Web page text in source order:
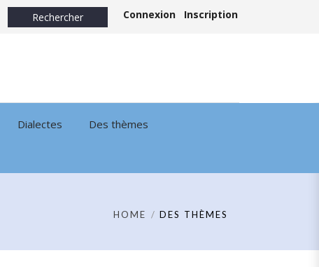
Connexion Inscription
Dialectes Des thèmes
HOME DES THÈMES